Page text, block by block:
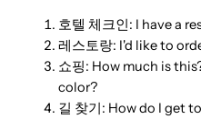
호텔 체크인: I have a
레스토랑: I'd like to
쇼핑: How much is
color?
길 찾기: How do I get